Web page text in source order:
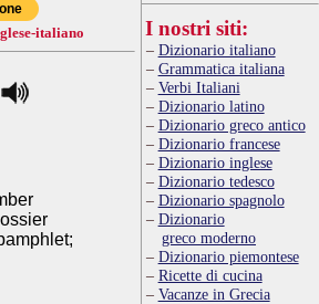
italiano I nostri siti:
Dizionario italiano
Grammatica italiana
Verbi Italiani
Dizionario latino
Dizionario greco antico
Dizionario francese
Dizionario inglese
Dizionario tedesco
Dizionario spagnolo
Dizionario
greco moderno
Dizionario piemontese
Ricette di cucina
Vacanze in Grecia